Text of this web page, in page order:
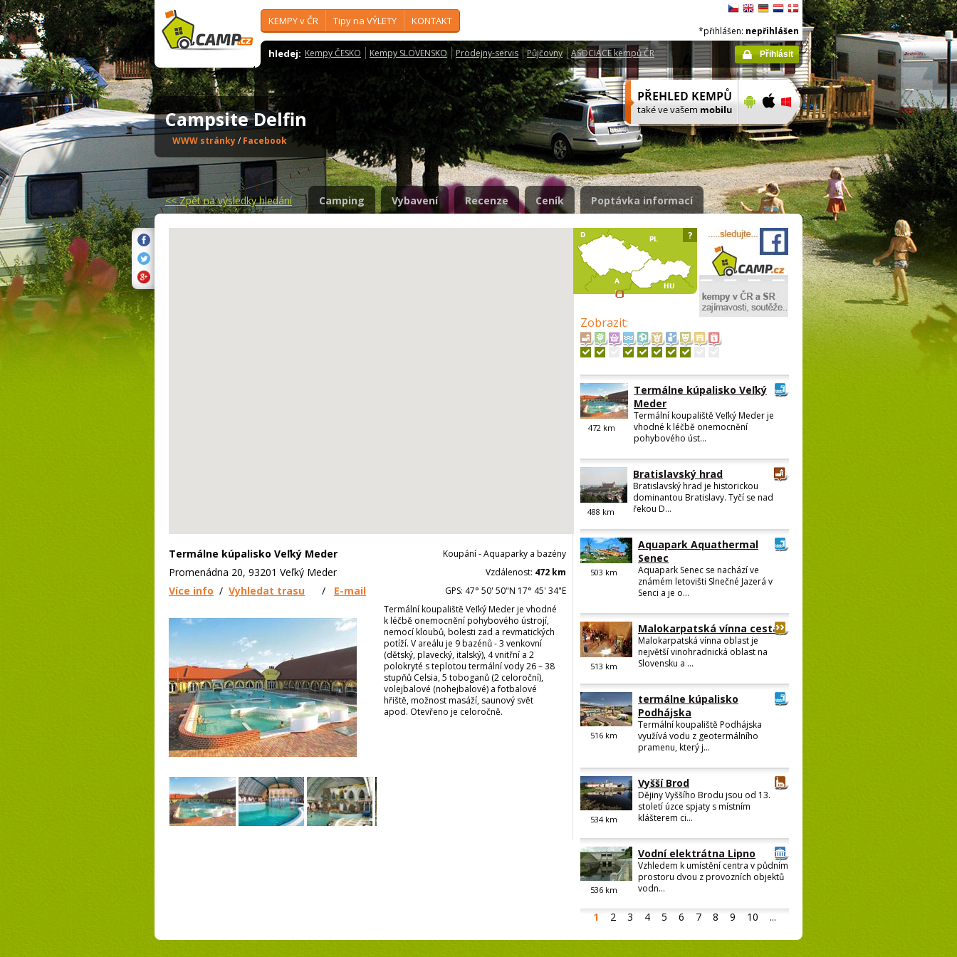
KEMPY v ČR Tipy na VÝLETY KONTAKT
hledej: Kempy ČESKO Kempy SLOVENSKO Prodejny-servis Půjčovny ASOCIACE kempů ČR
*přihlášen: nepřihlášen
Přihlásit
Campsite Delfin
WWW stránky/ Facebook
<<Zpět na výsledky hledání Camping Vybavení Recenze Ceník Poptávka informací
?
Termálne kúpalisko Veľký Meder
Promenádna 20, 93201 Veľký Meder
Více info / Vyhledat trasu / E-mail
Koupání - Aquaparky a bazény
Vzdálenost: 472 km
GPS: 47° 50' 50"N 17° 45' 34"E
Termální koupaliště Veľký Meder je vhodné
k léčbě onemocnění pohybového ústrojí,
nemocí kloubů, bolesti zad a revmatických
potíží. V areálu je 9 bazénů - 3 venkovní
(dětský, plavecký, italský), 4 vnitřní a 2
polokryté s teplotou termální vody 26 – 38
stupňů Celsia, 5 toboganů (2 celoroční),
volejbalové (nohejbalové) a fotbalové
hřiště, možnost masáží, saunový svět
apod. Otevřeno je celoročně.
Zobrazit:
1 2 3 4 5 6 7 8 9 10 ...
472km
Termálne kúpalisko Veľký
Meder
Termální koupaliště Veľký Meder je
vhodné k léčbě onemocnění
pohybového úst...
488 km
Bratislavský hrad
Bratislavský hrad je historickou
dominantou Bratislavy. Tyčí se nad
řekou D...
503 km
Aquapark Aquathermal
Senec
Aquapark Senec se nachází ve
známém letovišti Slnečné Jazerá v
Senci a je o...
513 km
Malokarpatská vínna cesta
Malokarpatská vínna oblast je
největší vinohradnická oblast na
Slovensku a ...
516km
termálne kúpalisko
Podhájska
Termální koupaliště Podhájska
využívá vodu z geotermálního
pramenu, který j...
534km
Vyšší Brod
Dějiny Vyššího Brodu jsou od 13.
století úzce spjaty s místním
klášterem ci...
536km
Vodní elektrátna Lipno
Vzhledem k umístění centra v půdním
prostoru dvou z provozních objektů
vodn...